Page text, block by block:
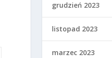
grudzień 2023
listopad 2023
marzec 2023